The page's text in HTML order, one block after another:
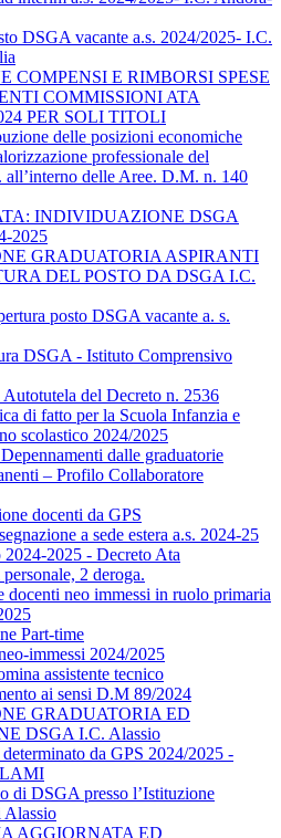
DSGA vacante a.s. 2024/2025- I.C.
COMPENSI E RIMBORSI SPESE
COMMISSIONI ATA
PER SOLI TITOLI
delle posizioni economiche
professionale del
all’interno delle Aree. D.M. n. 140
INDIVIDUAZIONE DSGA
2025
GRADUATORIA ASPIRANTI
DEL POSTO DA DSGA I.C.
posto DSGA vacante a. s.
DSGA - Istituto Comprensivo
del Decreto n. 2536
di fatto per la Scuola Infanzia e
scolastico 2024/2025
dalle graduatorie
– Profilo Collaboratore
docenti da GPS
a sede estera a.s. 2024-25
2025 - Decreto Ata
2 deroga.
docenti neo immessi in ruolo primaria
Part-time
immessi 2024/2025
assistente tecnico
ai sensi D.M 89/2024
GRADUATORIA ED
DSGA I.C. Alassio
da GPS 2024/2025 -
di DSGA presso l’Istituzione
Alassio
AGGIORNATA ED